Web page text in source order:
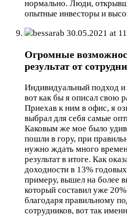
нормально. Люди,
опытные инвесторы и
bessarab 30.05.2021 at
Огромные
результат от
Индивидуальный подход
вот как бы я описал свою
Приехав к ним в офис, я
выбрал для себя самые
Каковым же мое было
пошли в гору, при
нужно ждать много
результат в итоге. Как
доходности в 13%
примеру, вышел на более
который составил уже
благодаря правильному
сотрудников, вот так